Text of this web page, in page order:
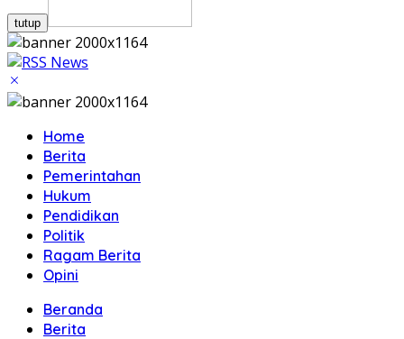
tutup
Home
Berita
Pemerintahan
Hukum
Pendidikan
Politik
Ragam Berita
Opini
Beranda
Berita